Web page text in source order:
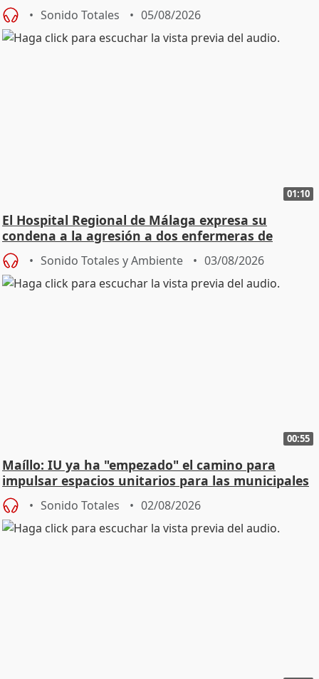
Sonido Totales 05/08/2026
01:10
El Hospital Regional de Málaga expresa su
condena a la agresión a dos enfermeras de
Urgencias
Sonido Totales y Ambiente 03/08/2026
00:55
Maíllo: IU ya ha "empezado" el camino para
impulsar espacios unitarios para las municipales
Sonido Totales 02/08/2026